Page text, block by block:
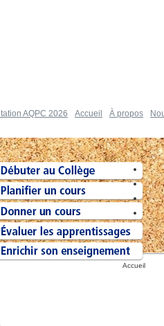
AQPC 2026 Accueil À propos
Accueil